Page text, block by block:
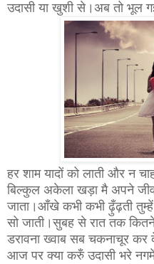
उदासी या खुशी से।अब तो भूल
हर शाम यादों को लाती और न
बिल्कुल अकेला खड़ा मै अपने
जाता।आँखे कभी कभी ढ़ुँढ़ती तुम्हें
सो जाती।सुबह से रात तक
डरावना ख्वाब सब चकनाचूर
आज पर क्या करुँ उदासी भरे